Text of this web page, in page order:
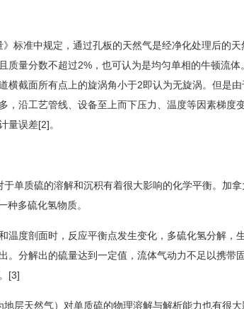
准中规定，通过孔板的天然气是经净化处理后的天
质量分数不超过2%，也可认为是均匀单相的牛顿流
截面所有点上的旋涡角小于2即认为无旋涡。但是
，沿工艺管线、设备至上而下压力、温度等因素梯度
量误差[2]。
质硫的溶解和沉积有着很大影响的化学平衡。加
多硫化氢物质。
度剖面时，反应平衡点发生变化，多硫化氢分解，
。分解出的硫量达到一定值，流体气动力不足以携带
[3]
天然气）对单质硫的物理溶解与解析能力也有很大